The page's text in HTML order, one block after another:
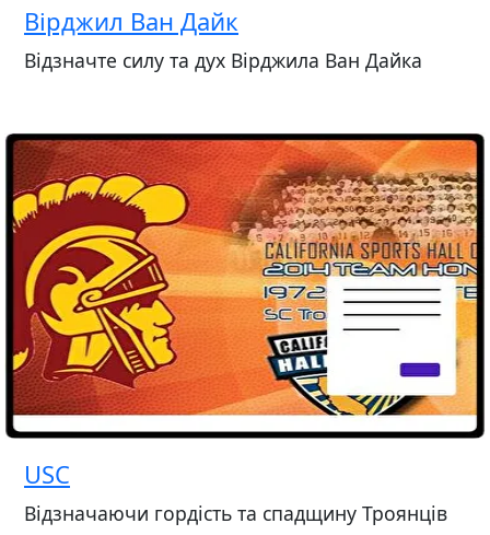
Вірджил Ван Дайк
Відзначте силу та дух Вірджила Ван Дайка
USC
Відзначаючи гордість та спадщину Троянців